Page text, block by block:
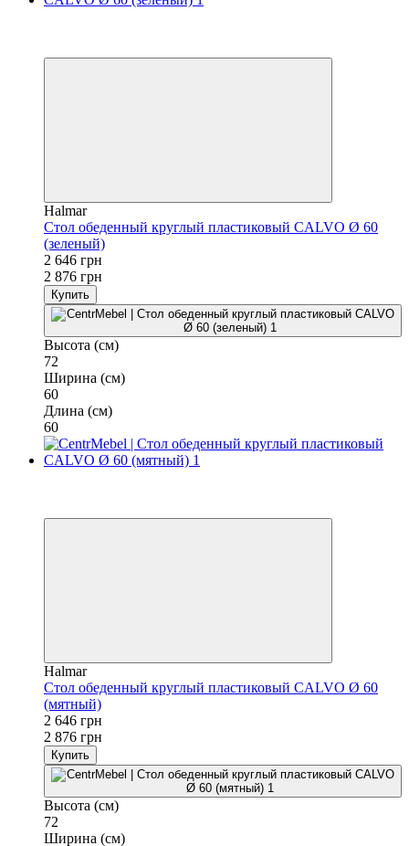
Halmar
Стол обеденный круглый пластиковый CALVO Ø 60
(зеленый)
2 646 грн
2 876 грн
Купить
Высота (см)
72
Ширина (см)
60
Длина (см)
60
Halmar
Стол обеденный круглый пластиковый CALVO Ø 60
(мятный)
2 646 грн
2 876 грн
Купить
Высота (см)
72
Ширина (см)